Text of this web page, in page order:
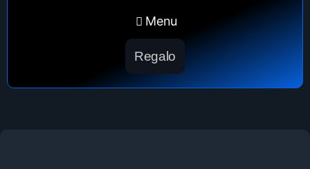
Menu
Regalo